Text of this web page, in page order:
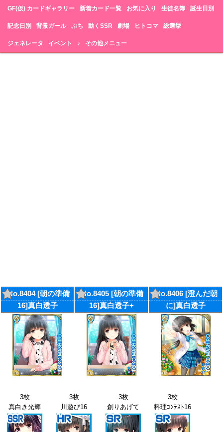
GF(仮) カードギャラリー 新着カード一覧 お気に入り 生徒名簿 誕生日別
記念日別 背景ガール ぷち 動くSSR 劇場 ヒトコマ 総選挙
ジェネレータ イベント ♪ その他メニュー
No.8404 [朝の準備
16]真白透子
No.8405 [朝の準備
16]真白透子+
No.8406 [澄んだ朝
に]真白透子
3枚
真白き光輝
3枚
川遊び16
3枚
創りあげて
3枚
料理ｺﾝﾃｽﾄ16